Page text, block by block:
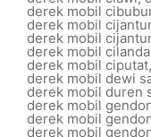
derek mobil
derek mobil
derek mobil
derek mobil
derek mobil ciputat,
derek mobil dewi
derek mobil duren
derek mobil
derek mobil
derek mobil